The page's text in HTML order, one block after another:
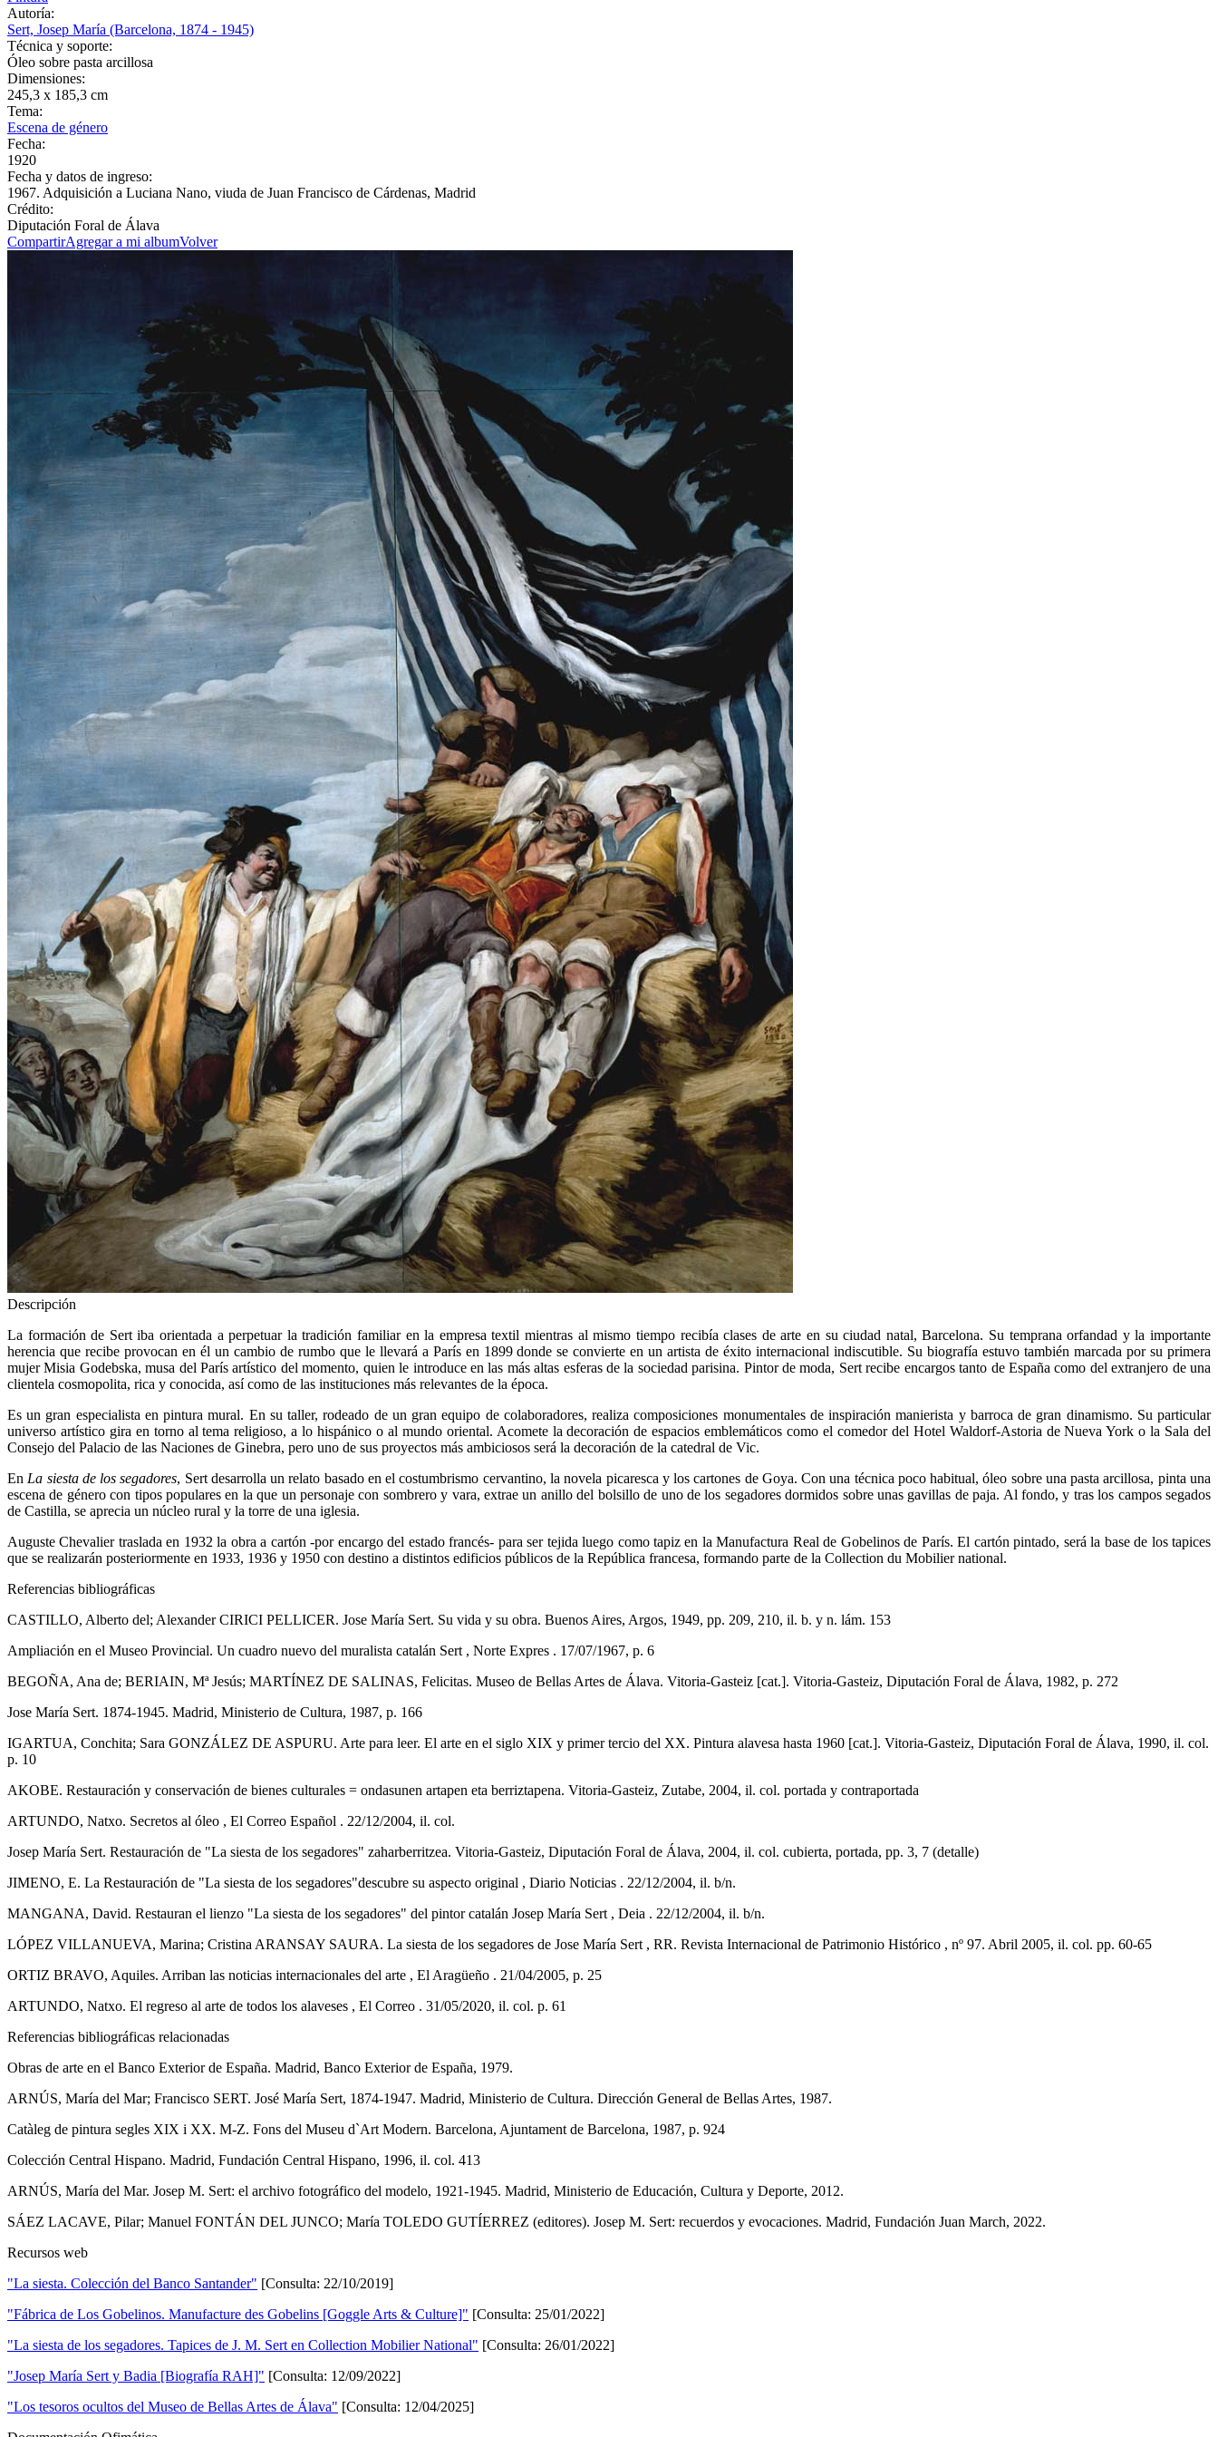
Autoría:
Sert, Josep María (Barcelona, 1874 - 1945)
Técnica y soporte:
Óleo sobre pasta arcillosa
Dimensiones:
245,3 x 185,3 cm
Tema:
Escena de género
Fecha:
1920
Fecha y datos de ingreso:
1967. Adquisición a Luciana Nano, viuda de Juan Francisco de Cárdenas, Madrid
Crédito:
Diputación Foral de Álava
CompartirAgregar a mi albumVolver
Descripción
La formación de Sert iba orientada a perpetuar la tradición familiar en la empresa textil mientras al mismo tiempo recibía clases de arte en su ciudad natal, Barcelona. Su temprana orfandad y la importante
herencia que recibe provocan en él un cambio de rumbo que le llevará a París en 1899 donde se convierte en un artista de éxito internacional indiscutible. Su biografía estuvo también marcada por su primera
mujer Misia Godebska, musa del París artístico del momento, quien le introduce en las más altas esferas de la sociedad parisina. Pintor de moda, Sert recibe encargos tanto de España como del extranjero de una
clientela cosmopolita, rica y conocida, así como de las instituciones más relevantes de la época.
Es un gran especialista en pintura mural. En su taller, rodeado de un gran equipo de colaboradores, realiza composiciones monumentales de inspiración manierista y barroca de gran dinamismo. Su particular
universo artístico gira en torno al tema religioso, a lo hispánico o al mundo oriental. Acomete la decoración de espacios emblemáticos como el comedor del Hotel Waldorf-Astoria de Nueva York o la Sala del
Consejo del Palacio de las Naciones de Ginebra, pero uno de sus proyectos más ambiciosos será la decoración de la catedral de Vic.
En La siesta de los segadores, Sert desarrolla un relato basado en el costumbrismo cervantino, la novela picaresca y los cartones de Goya. Con una técnica poco habitual, óleo sobre una pasta arcillosa, pinta una
escena de género con tipos populares en la que un personaje con sombrero y vara, extrae un anillo del bolsillo de uno de los segadores dormidos sobre unas gavillas de paja. Al fondo, y tras los campos segados
de Castilla, se aprecia un núcleo rural y la torre de una iglesia.
Auguste Chevalier traslada en 1932 la obra a cartón -por encargo del estado francés- para ser tejida luego como tapiz en la Manufactura Real de Gobelinos de París. El cartón pintado, será la base de los tapices
que se realizarán posteriormente en 1933, 1936 y 1950 con destino a distintos edificios públicos de la República francesa, formando parte de la Collection du Mobilier national.
Referencias bibliográficas
CASTILLO, Alberto del; Alexander CIRICI PELLICER. Jose María Sert. Su vida y su obra. Buenos Aires, Argos, 1949, pp. 209, 210, il. b. y n. lám. 153
Ampliación en el Museo Provincial. Un cuadro nuevo del muralista catalán Sert , Norte Expres . 17/07/1967, p. 6
BEGOÑA, Ana de; BERIAIN, Mª Jesús; MARTÍNEZ DE SALINAS, Felicitas. Museo de Bellas Artes de Álava. Vitoria-Gasteiz [cat.]. Vitoria-Gasteiz, Diputación Foral de Álava, 1982, p. 272
Jose María Sert. 1874-1945. Madrid, Ministerio de Cultura, 1987, p. 166
IGARTUA, Conchita; Sara GONZÁLEZ DE ASPURU. Arte para leer. El arte en el siglo XIX y primer tercio del XX. Pintura alavesa hasta 1960 [cat.]. Vitoria-Gasteiz, Diputación Foral de Álava, 1990, il. col.
p. 10
AKOBE. Restauración y conservación de bienes culturales = ondasunen artapen eta berriztapena. Vitoria-Gasteiz, Zutabe, 2004, il. col. portada y contraportada
ARTUNDO, Natxo. Secretos al óleo , El Correo Español . 22/12/2004, il. col.
Josep María Sert. Restauración de "La siesta de los segadores" zaharberritzea. Vitoria-Gasteiz, Diputación Foral de Álava, 2004, il. col. cubierta, portada, pp. 3, 7 (detalle)
JIMENO, E. La Restauración de "La siesta de los segadores"descubre su aspecto original , Diario Noticias . 22/12/2004, il. b/n.
MANGANA, David. Restauran el lienzo "La siesta de los segadores" del pintor catalán Josep María Sert , Deia . 22/12/2004, il. b/n.
LÓPEZ VILLANUEVA, Marina; Cristina ARANSAY SAURA. La siesta de los segadores de Jose María Sert , RR. Revista Internacional de Patrimonio Histórico , nº 97. Abril 2005, il. col. pp. 60-65
ORTIZ BRAVO, Aquiles. Arriban las noticias internacionales del arte , El Aragüeño . 21/04/2005, p. 25
ARTUNDO, Natxo. El regreso al arte de todos los alaveses , El Correo . 31/05/2020, il. col. p. 61
Referencias bibliográficas relacionadas
Obras de arte en el Banco Exterior de España. Madrid, Banco Exterior de España, 1979.
ARNÚS, María del Mar; Francisco SERT. José María Sert, 1874-1947. Madrid, Ministerio de Cultura. Dirección General de Bellas Artes, 1987.
Catàleg de pintura segles XIX i XX. M-Z. Fons del Museu d`Art Modern. Barcelona, Ajuntament de Barcelona, 1987, p. 924
Colección Central Hispano. Madrid, Fundación Central Hispano, 1996, il. col. 413
ARNÚS, María del Mar. Josep M. Sert: el archivo fotográfico del modelo, 1921-1945. Madrid, Ministerio de Educación, Cultura y Deporte, 2012.
SÁEZ LACAVE, Pilar; Manuel FONTÁN DEL JUNCO; María TOLEDO GUTÍERREZ (editores). Josep M. Sert: recuerdos y evocaciones. Madrid, Fundación Juan March, 2022.
Recursos web
"La siesta. Colección del Banco Santander" [Consulta: 22/10/2019]
"Fábrica de Los Gobelinos. Manufacture des Gobelins [Goggle Arts & Culture]" [Consulta: 25/01/2022]
"La siesta de los segadores. Tapices de J. M. Sert en Collection Mobilier National" [Consulta: 26/01/2022]
"Josep María Sert y Badia [Biografía RAH]" [Consulta: 12/09/2022]
"Los tesoros ocultos del Museo de Bellas Artes de Álava" [Consulta: 12/04/2025]